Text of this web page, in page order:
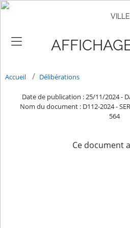
Accueil Délibérations
Date de publication : 25/11/2024-
Nom du document : D112-2024 -
564
Ce document